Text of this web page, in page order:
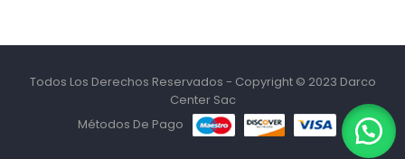
Todos Los Derechos Reservados - Copyright © 2023 Darco
Center Sac
Métodos De Pago